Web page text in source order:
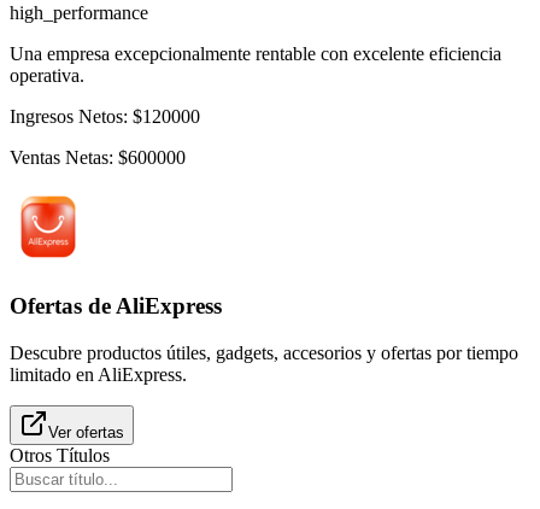
high_performance
Una empresa excepcionalmente rentable con excelente eficiencia
operativa.
Ingresos Netos: $120000
Ventas Netas: $600000
Ofertas de AliExpress
Descubre productos útiles, gadgets, accesorios y ofertas por tiempo
limitado en AliExpress.
Ver ofertas
Otros Títulos